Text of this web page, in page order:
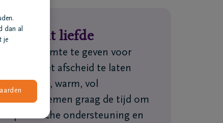
je uit liefde
hen ruimte te geven voor
Om het afscheid te laten
was: uniek, warm, vol
nemen graag de tijd om
praktische ondersteuning en
dan al
je